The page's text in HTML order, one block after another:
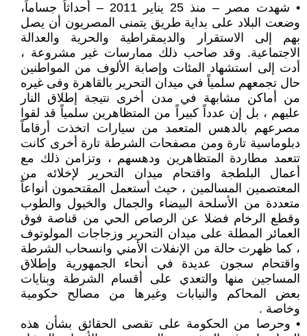
• شهدت مصر – منذ 25 يناير 2011 – أحداثاُ جساماً،
وضعت البلاد على بداية طريق يتمنى المصريون أن يصل
بهم إلى الاستقرار والديمقراطية والحرية والعدالة
الاجتماعية. وقد صاحب ذلك ممارسات غير مشروعة ،
أدت إلى استشهاد المئات وإصابة الألوف من المواطنين
حال تجمعهم سلمياً في ميدان التحرير بالقاهرة وفى غيره
من أماكن مشابهة في مدن أخرى نتيجة إطلاق النار
عليهم ، بل إن عدداً كبيراً من المتظاهرين سلمياً قد لقوا
مصرعهم بالدهس المتعمد من سيارات اتخذت أرقاماً
دبلوماسية تارة ومن مصفحات الشرطة تارة أخرى كانت
تتعمد مطاردة المتظاهرين ودهسهم ، وتزامن ذلك مع
أعمال البلطجة واقتحام ميدان التحرير لإخلائه من
المعتصمين المسالمين ، حيث أستعمل المقتحمون أنواعاً
متعددة من الأسلحة البيضاء والجمال والخيول والطوب
وقطع الرخام فضلا عن الرصاص الحي من قناصة فوق
العمائر المطلة على ميدان التحرير وزجاجات المولوتوف
، كما ظهرت حالة من الإنفلات الأمني وانسحاب الشرطة
واقتحام سجون عديدة في أنحاء الجمهورية وإطلاق
المساجين منها والتعدي على أقسام الشرطة وبنايات
بعض المحاكم والنيابات وغيرها من مصالح حكومية
وخاصة .
• وحرصا من الحكومة على تقصى الحقائق بشأن هذه